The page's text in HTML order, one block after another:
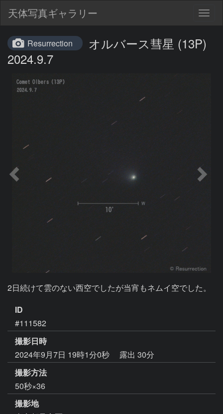
天体写真ギャラリー
Resurrection
オルバース彗星 (13P)
2024.9.7
2日続けて雲のない西空でしたが当宵もネムイ空でした。
ID
#111582
撮影日時
2024年9月7日 19時1分0秒
露出 30分
撮影方法
50秒×36
撮影地